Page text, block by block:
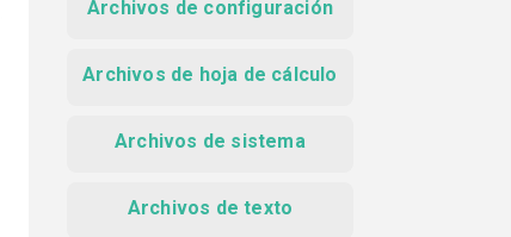
Archivos de configuración
Archivos de hoja de cálculo
Archivos de sistema
Archivos de texto